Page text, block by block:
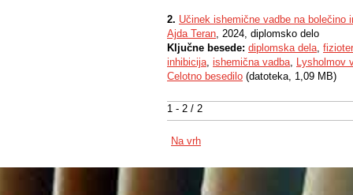
1 - 2 / 2
2. Učinek ishemične vadbe na
Ajda Teran, 2024, diplomsko delo
Ključne besede: diplomska dela,
inhibicija, ishemična vadba, Lysholmov
Celotno besedilo (datoteka, 1,09 MB)
Na vrh